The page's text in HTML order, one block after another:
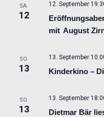
SA.
12
mit August
12. September
SO.
13 Kinderkino –
13. September
SO.
13 Dietmar Bär
13. September